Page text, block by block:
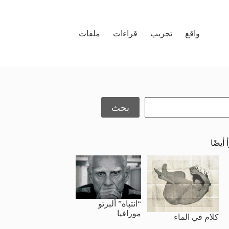
واقع
تجريب قراءات ملفات
بحث
أيضًا
كلام في الماء
“انتباه” ألبرتو
مورافيا